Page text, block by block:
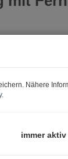
Nähere
.
immer aktiv